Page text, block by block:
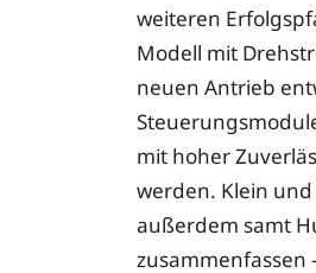
weiteren
Modell mit
neuen Antrieb
mit hoher
werden. Klein
außerdem samt
zusammenfassen